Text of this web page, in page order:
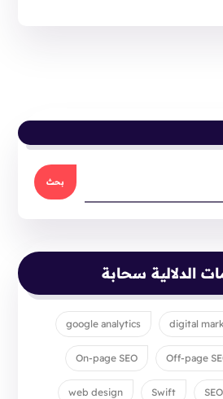
الدلالية سحابة
digital
google analytics
Off-page
On-page SEO
SEO
Swift
web design